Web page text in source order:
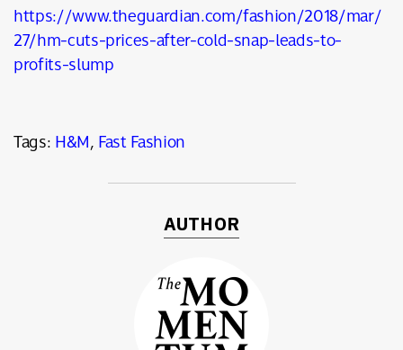
https://www.theguardian.com/fashion/2018/mar/
27/hm-cuts-prices-after-cold-snap-leads-to-
profits-slump
Tags:H&M,Fast Fashion
AUTHOR